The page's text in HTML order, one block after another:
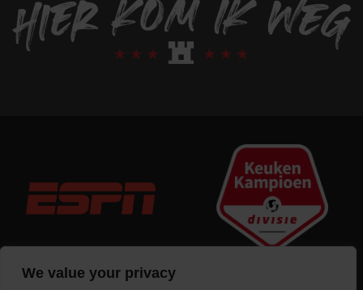
We value your privacy